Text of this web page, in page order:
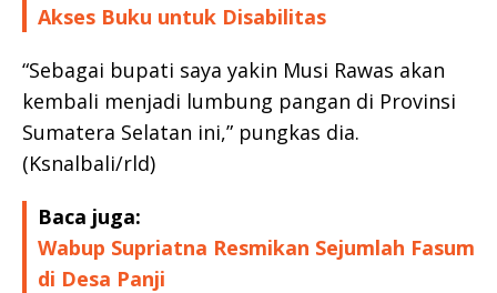
Akses Buku untuk Disabilitas
“Sebagai bupati saya yakin Musi Rawas akan
kembali menjadi lumbung pangan di Provinsi
Sumatera Selatan ini,” pungkas dia.
(Ksnalbali/rld)
Baca juga:
Wabup Supriatna Resmikan Sejumlah Fasum
di Desa Panji